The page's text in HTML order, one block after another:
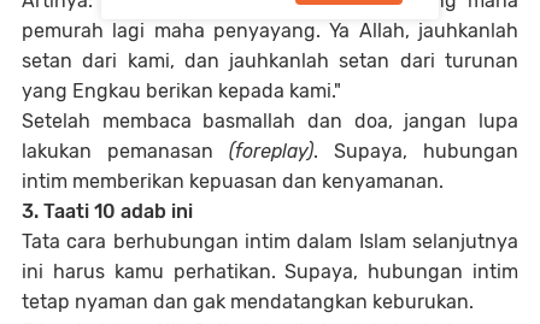
pemurah lagi maha penyayang. Ya Allah, jauhkanlah
setan dari kami, dan jauhkanlah setan dari turunan
yang Engkau berikan kepada kami."
Setelah membaca basmallah dan doa, jangan lupa
lakukan pemanasan (foreplay). Supaya, hubungan
intim memberikan kepuasan dan kenyamanan.
3. Taati 10 adab ini
Tata cara berhubungan intim dalam Islam selanjutnya
ini harus kamu perhatikan. Supaya, hubungan intim
tetap nyaman dan gak mendatangkan keburukan.